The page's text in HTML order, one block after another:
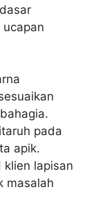
pada
apik.
klien lapisan
masalah